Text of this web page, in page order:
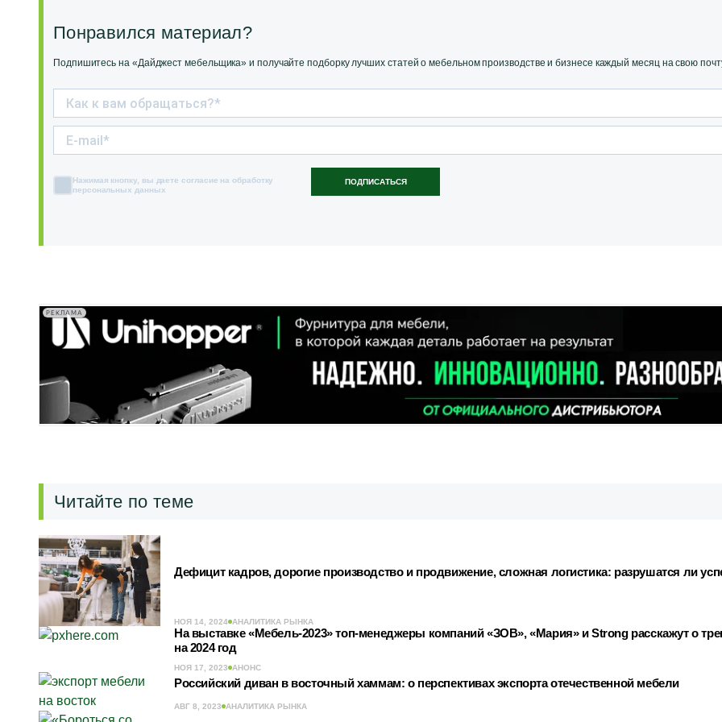
Понравился материал?
Подпишитесь на «Дайджест мебельщика» и получайте подборку лучших статей о мебельном производстве и бизнесе каждый месяц на свою
ПОДПИСАТЬСЯ
Нажимая кнопку, вы даете согласие на обработку
персональных данных
РЕКЛАМА
Читайте по теме
Дефицит кадров, дорогие производство и продвижение, сложная логистика: разрушатся ли
НОЯ 14, 2024 АНАЛИТИКА РЫНКА
На выставке «Мебель-2023» топ-менеджеры компаний «ЗОВ», «Мария» и Strong расскажут о
на 2024 год
НОЯ 17, 2023 АНОНС
Российский диван в восточный хаммам: о перспективах экспорта отечественной мебели
АВГ 8, 2023 АНАЛИТИКА РЫНКА